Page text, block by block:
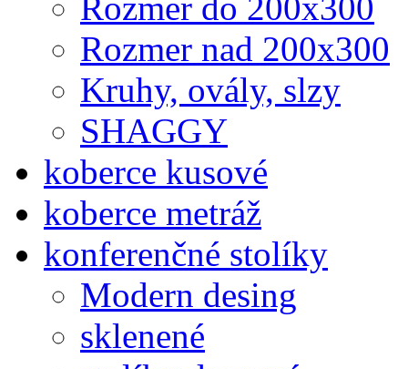
Rozmer do 200x300
Rozmer nad 200x300
Kruhy, ovály, slzy
SHAGGY
koberce kusové
koberce metráž
konferenčné stolíky
Modern desing
sklenené